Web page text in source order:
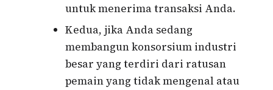
untuk menerima transaksi Anda.
Kedua, jika Anda sedang
membangun konsorsium industri
besar yang terdiri dari ratusan
pemain yang tidak mengenal atau